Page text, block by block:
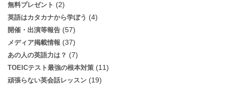
無料プレゼント (2)
英語はカタカナから学ぼう (4)
開催・出演等報告 (57)
メディア掲載情報 (37)
あの人の英語力は？ (7)
TOEICテスト最強の根本対策 (11)
頑張らない英会話レッスン (19)